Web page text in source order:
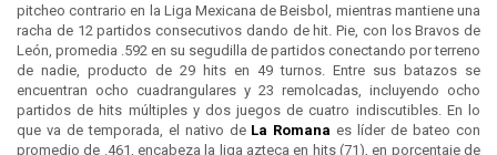
pitcheo contrario en la Liga Mexicana de Beisbol, mientras mantiene una
racha de 12 partidos consecutivos dando de hit. Pie, con los Bravos de
León, promedia .592 en su segudilla de partidos conectando por terreno
de nadie, producto de 29 hits en 49 turnos. Entre sus batazos se
encuentran ocho cuadrangulares y 23 remolcadas, incluyendo ocho
partidos de hits múltiples y dos juegos de cuatro indiscutibles. En lo
que va de temporada, el nativo de La Romana es líder de bateo con
promedio de .461, encabeza la liga azteca en hits (71), en porcentaje de